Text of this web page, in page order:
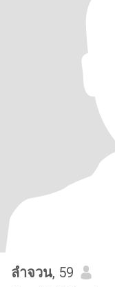
ลําจวน, 59